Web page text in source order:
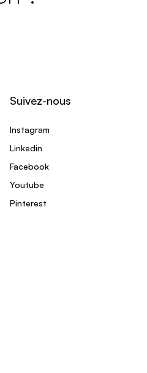
Suivez-nous
Instagram
Linkedin
Facebook
Youtube
Pinterest